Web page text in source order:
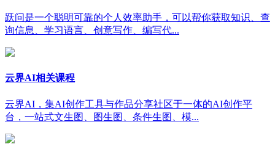
跃问是一个聪明可靠的个人效率助手，可以帮你获取知识、查
询信息、学习语言、创意写作、编写代...
云界AI相关课程
云界AI，集AI创作工具与作品分享社区于一体的AI创作平
台，一站式文生图、图生图、条件生图、模...